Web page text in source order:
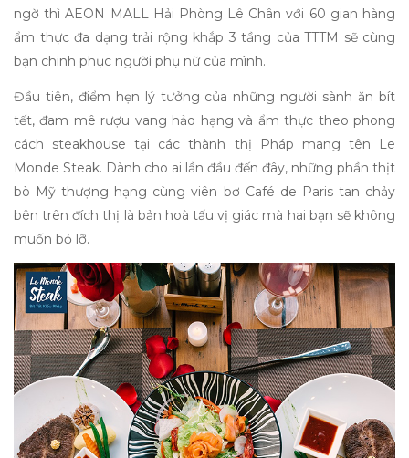
ngờ thì AEON MALL Hải Phòng Lê Chân với 60 gian hàng
ẩm thực đa dạng trải rộng khắp 3 tầng của TTTM sẽ cùng
bạn chinh phục người phụ nữ của mình.
Đầu tiên, điểm hẹn lý tưởng của những người sành ăn bít
tết, đam mê rượu vang hảo hạng và ẩm thực theo phong
cách steakhouse tại các thành thị Pháp mang tên Le
Monde Steak. Dành cho ai lần đầu đến đây, những phần thịt
bò Mỹ thượng hạng cùng viên bơ Café de Paris tan chảy
bên trên đích thị là bản hoà tấu vị giác mà hai bạn sẽ không
muốn bỏ lỡ.